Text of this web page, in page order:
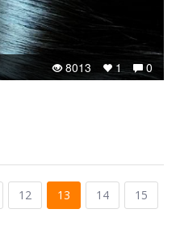
0
1
8013
12 13 14
15